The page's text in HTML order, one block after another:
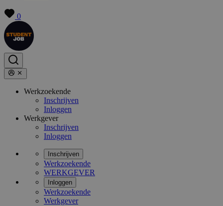
0
Werkzoekende
Inschrijven
Inloggen
Werkgever
Inschrijven
Inloggen
Inschrijven
Werkzoekende
WERKGEVER
Inloggen
Werkzoekende
Werkgever